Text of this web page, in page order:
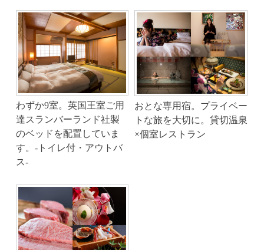
わずか9室。英国王室ご用
達スランバーランド社製
のベッドを配置していま
す。-トイレ付・アウトバ
ス-
おとな専用宿。プライベー
トな旅を大切に。貸切温泉
×個室レストラン